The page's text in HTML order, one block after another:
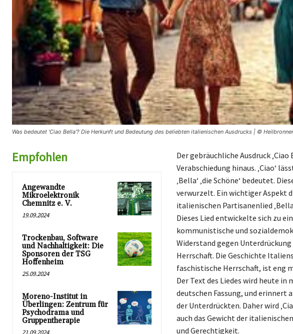
Was bedeutet 'Ciao Bella'? Die Herkunft und Bedeutung des beliebten italienischen Ausdrucks | ©
Empfohlen
Angewandte
Mikroelektronik
Chemnitz e. V.
19.09.2024
Trockenbau, Software
und Nachhaltigkeit: Die
Sponsoren der TSG
Hoffenheim
25.09.2024
Moreno-Institut in
Überlingen: Zentrum für
Psychodrama und
Gruppentherapie
21.09.2024
Der gebräuchliche Ausdruck
Verabschiedung hinaus. ‚Ciao‘
‚Bella‘ ‚die Schöne‘ bedeutet.
verwurzelt. Ein wichtiger Aspekt
italienischen Partisanenlied
Dieses Lied entwickelte sich zu
kommunistische und
Widerstand gegen
Herrschaft. Die Geschichte
faschistische Herrschaft, ist eng
Der Text des Liedes wird heute
deutschen Fassung, und erinnert
der Unterdrückten. Daher wird
auch das Gewicht der
und Gerechtigkeit.